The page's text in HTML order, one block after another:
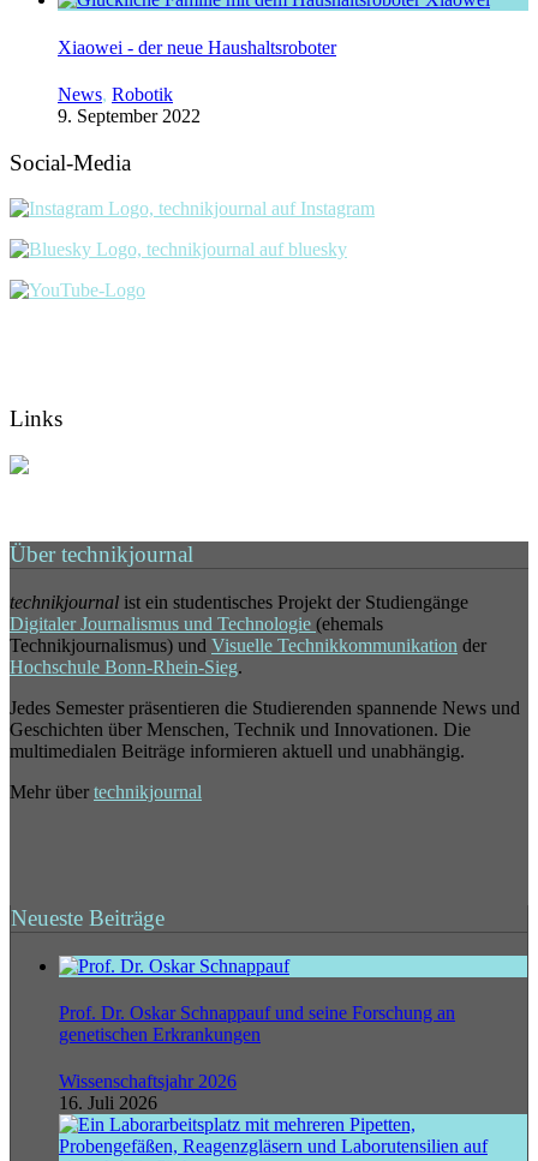
Xiaowei - der neue Haushaltsroboter
News, Robotik
9. September 2022
Social-Media
Links
Über technikjournal
technikjournal ist ein studentisches Projekt der Studiengänge
Digitaler Journalismus und Technologie (ehemals
Technikjournalismus) und Visuelle Technikkommunikation der
Hochschule Bonn-Rhein-Sieg.
Jedes Semester präsentieren die Studierenden spannende News und
Geschichten über Menschen, Technik und Innovationen. Die
multimedialen Beiträge informieren aktuell und unabhängig.
Mehr über technikjournal
Neueste Beiträge
Prof. Dr. Oskar Schnappauf und seine Forschung an
genetischen Erkrankungen
Wissenschaftsjahr 2026
16. Juli 2026